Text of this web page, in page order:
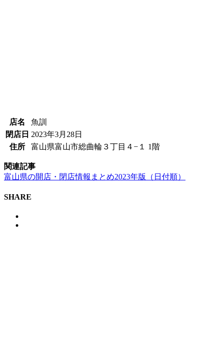
店名
魚訓
閉店日 2023年3月28日
住所
富山県富山市総曲輪３丁目４−１ 1階
関連記事
富山県の開店・閉店情報まとめ2023年版（日付順）
SHARE